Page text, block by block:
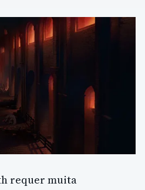
requer muita